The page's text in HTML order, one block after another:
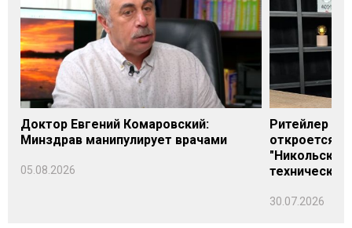
Доктор Евгений Комаровский:
Минздрав манипулирует врачами
05.08.2026
Ритейлер
откроется
технических
30.07.2026